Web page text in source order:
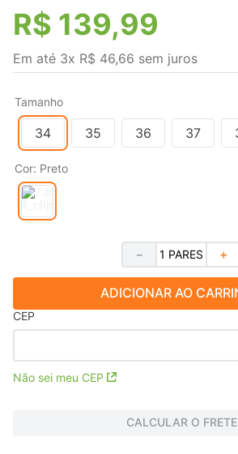
R$ 139,99
Em até 3x R$ 46,66 sem juros
Tamanho
34 35 36 37
Cor: Preto
＋
－
ADICIONAR AO
CEP
Não sei meu CEP
CALCULAR O FRETE